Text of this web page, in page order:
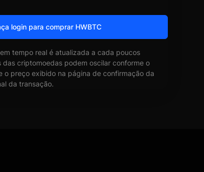
login para comprar HWBTC
tempo real é atualizada a cada poucos
das criptomoedas podem oscilar conforme o
o preço exibido na página de confirmação da
da transação.